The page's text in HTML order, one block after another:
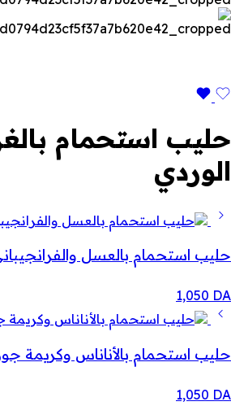
حليب استحمام
الوردي
حليب استحمام بالعسل
1,050 DA
حليب استحمام بالأناناس وكريمة
1,050 DA